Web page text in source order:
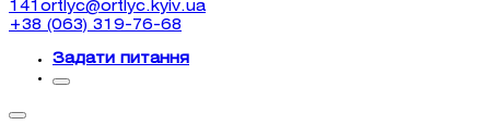
141ortlyc@ortlyc.kyiv.ua
+38 (063) 319-76-68
Задати питання